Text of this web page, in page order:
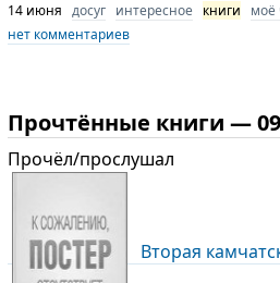
14 июня досуг интересное книги
моё
нет комментариев
Прочтённые книги —
Прочёл/прослушал
Вторая